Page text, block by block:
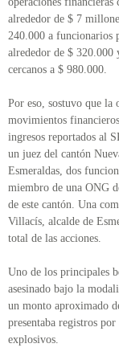
alrededor de $ 7
240.000 a funcionarios
alrededor de $ 320.000
cercanos a $ 980.000.
Por eso, sostuvo que la
movimientos
ingresos reportados al
un juez del cantón
Esmeraldas, dos
miembro de una ONG
de este cantón. Una
Villacís, alcalde de
total de las acciones.
Uno de los principales
asesinado bajo la
un monto aproximado
presentaba registros
explosivos.